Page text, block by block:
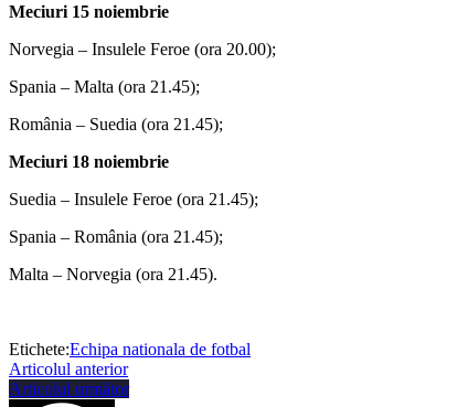
Meciuri 15 noiembrie
Norvegia – Insulele Feroe (ora 20.00);
Spania – Malta (ora 21.45);
România – Suedia (ora 21.45);
Meciuri 18 noiembrie
Suedia – Insulele Feroe (ora 21.45);
Spania – România (ora 21.45);
Malta – Norvegia (ora 21.45).
Etichete:Echipa nationala de fotbal
Articolul anterior
Articolul următor